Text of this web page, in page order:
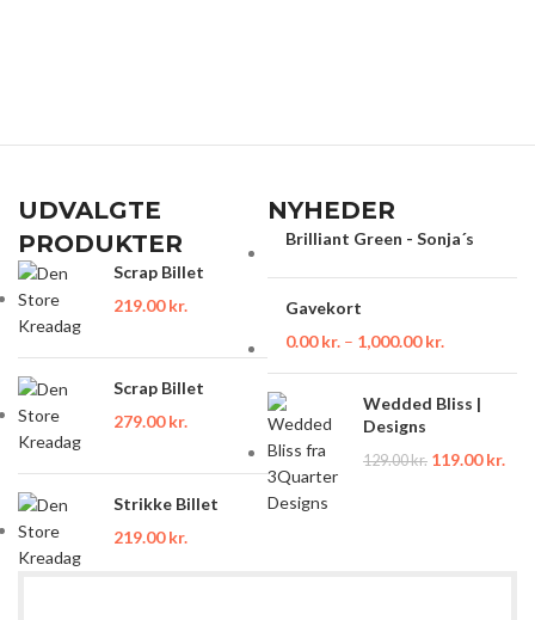
UDVALGTE
PRODUKTER
Scrap Billet
219.00kr.
Scrap Billet
279.00kr.
Strikke Billet
219.00kr.
NYHEDER
Brilliant Green - Sonja´s
Gavekort
0.00kr. – 1,000.00kr.
Wedded Bliss |
Designs
129.00kr. 119.00kr.